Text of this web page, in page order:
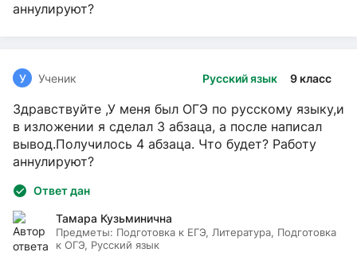
аннулируют?
Русский язык 9 класс
У Ученик
Здравствуйте ,У меня был ОГЭ по русскому языку,и
в изложении я сделал 3 абзаца, а после написал
вывод.Получилось 4 абзаца. Что будет? Работу
аннулируют?
Ответ дан
Тамара Кузьминична
Предметы: Подготовка к ЕГЭ, Литература, Подготовка
к ОГЭ, Русский язык